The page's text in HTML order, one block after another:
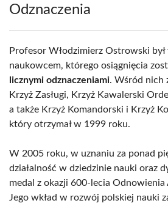
Odznaczenia
Profesor Włodzimierz Ostrowski
naukowcem, którego osiągnięcia
licznymi odznaczeniami. Wśród nich
Krzyż Zasługi, Krzyż Kawalerski
a także Krzyż Komandorski i Krzyż
który otrzymał w 1999 roku.
W 2005 roku, w uznaniu za ponad
działalność w dziedzinie nauki oraz
medal z okazji 600-lecia
Jego wkład w rozwój polskiej nauki